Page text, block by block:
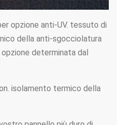
opzione anti-UV. tessuto di
della anti-sgocciolatura
determinata dal
isolamento termico della